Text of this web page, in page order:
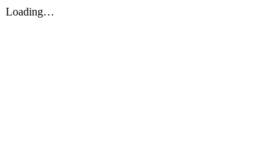
Loading…